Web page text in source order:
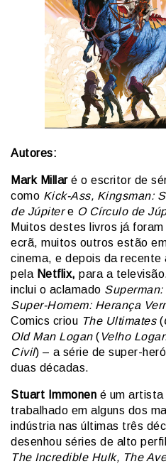
Autores:
Mark Millaré o escritor de
como Kick-Ass, Kingsman:
de Júpitere O Círculo de
Muitos destes livros já
ecrã, muitos outros estão
cinema, e depois da recente
pela Netflix, para a
inclui o aclamado
Super-Homem: Herança
Comics criou The Ultimates(
Old Man Logan(Velho
Civil) – a série de super-
duas décadas.
Stuart Immonen é um
trabalhado em alguns dos
indústria nas últimas três
desenhou séries de alto
The Incredible Hulk, The